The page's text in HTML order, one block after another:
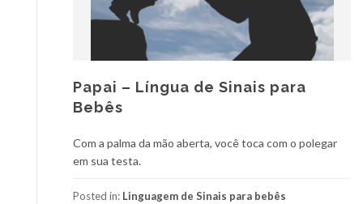
Papai – Língua de Sinais para
Bebês
Com a palma da mão aberta, você toca com o polegar
em sua testa.
Posted in: Linguagem de Sinais para bebês